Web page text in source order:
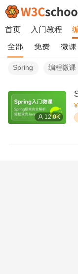
首页 入门教程
全部 免费 微课
Spring 编程微课
12.0K